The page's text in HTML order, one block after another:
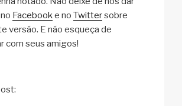
Facebooke no Twittersobre
versão. E não esqueça de
com seus amigos!